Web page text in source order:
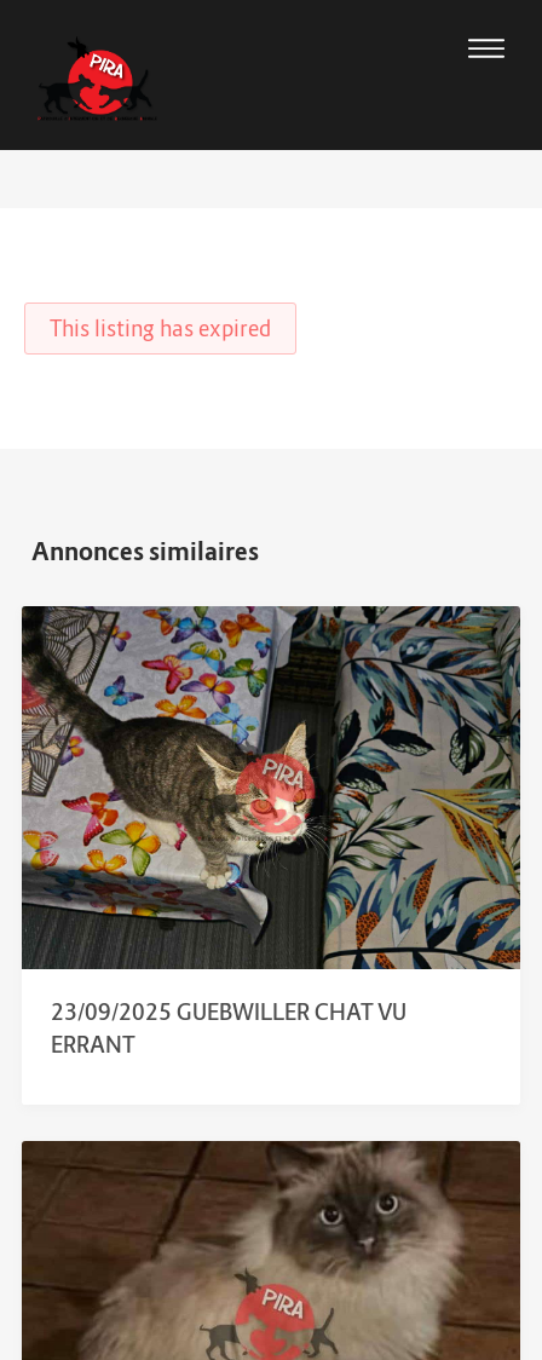
This listing has expired
23/09/2025 GUEBWILLER CHAT VU
ERRANT